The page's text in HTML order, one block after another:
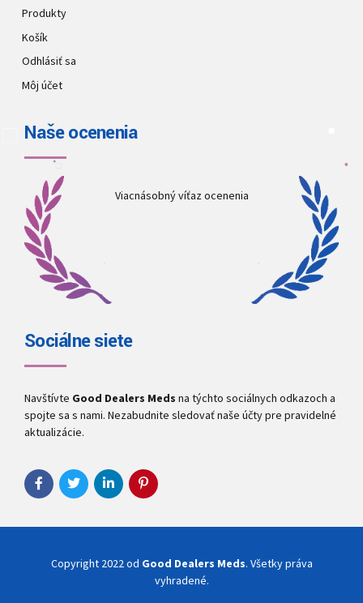
Produkty
Košík
Odhlásiť sa
Môj účet
Naše ocenenia
Viacnásobný víťaz ocenenia
Sociálne siete
Navštívte Good Dealers Meds na týchto sociálnych odkazoch a
spojte sa s nami. Nezabudnite sledovať naše účty pre pravidelné
aktualizácie.
Copyright 2022 od Good Dealers Meds. Všetky práva
vyhradené.